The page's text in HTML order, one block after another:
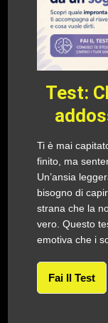
Test:
Ti è mai
finito, ma
Un’ansia
bisogno di
strana che la
vero. Questo
emotiva che i
Fai Il Test